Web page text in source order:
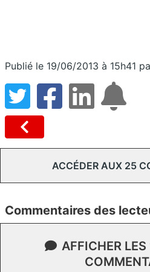
Publié le 19/06/2013 à 15h41
ACCÉDER AUX 25
Commentaires des
AFFICHER LES